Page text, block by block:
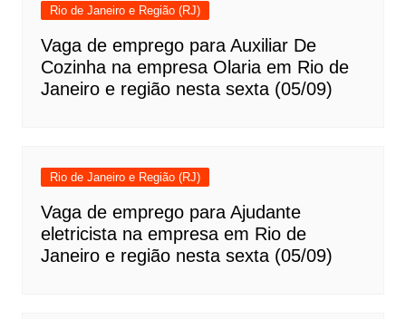
Rio de Janeiro e Região (RJ)
Vaga de emprego para Auxiliar De
Cozinha na empresa Olaria em Rio de
Janeiro e região nesta sexta (05/09)
Rio de Janeiro e Região (RJ)
Vaga de emprego para Ajudante
eletricista na empresa em Rio de
Janeiro e região nesta sexta (05/09)